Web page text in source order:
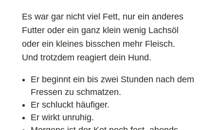
Es war gar nicht viel Fett, nur ein anderes
Futter oder ein ganz klein wenig Lachsöl
oder ein kleines bisschen mehr Fleisch.
Und trotzdem reagiert dein Hund.
Er beginnt ein bis zwei Stunden nach dem
Fressen zu schmatzen.
Er schluckt häufiger.
Er wirkt unruhig.